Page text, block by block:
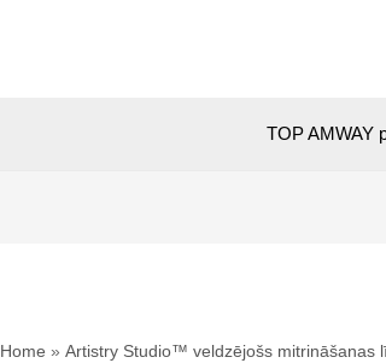
TOP AMWAY
Home Artistry Studio™ veldzējošs mitrināšanas